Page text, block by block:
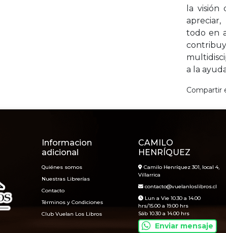
la visión
todo en
a la
Compartir
Informacion
adicional
Quiénes somos
Nuestras Librerías
Contacto
Términos y Condiciones
Club Vuelan Los Libros
CAMILO
HENRÍQUEZ
Camilo Henríquez 301, local 4,
Villarrica
contacto@vuelanloslibros.cl
Lun a Vie 10.30 a 14.00
hrs/15.00 a 19.00 hrs
Sáb 10.30 a 14.00 hrs
Enviar mensaje